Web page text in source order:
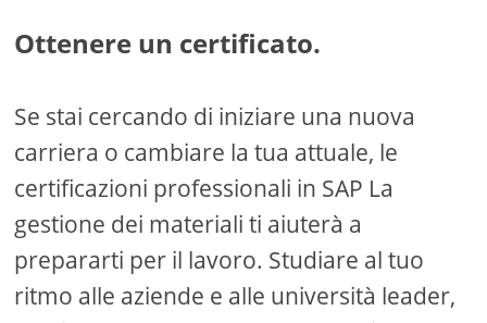
Ottenere un certificato.
Se stai cercando di iniziare una nuova
carriera o cambiare la tua attuale, le
certificazioni professionali in SAP La
gestione dei materiali ti aiuterà a
prepararti per il lavoro. Studiare al tuo
ritmo alle aziende e alle università leader,